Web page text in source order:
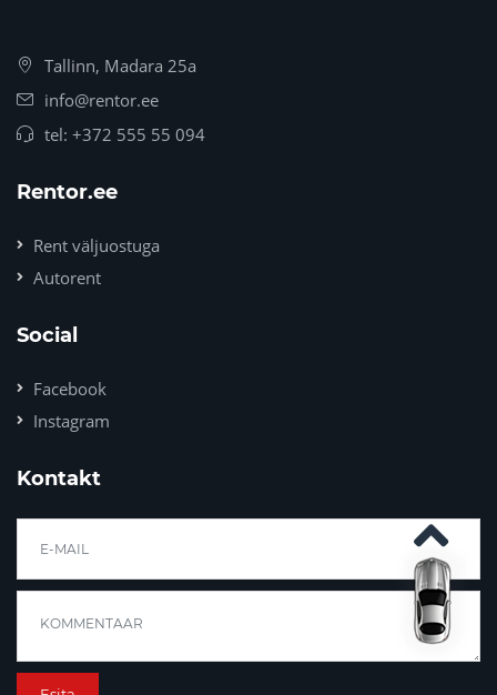
Tallinn, Madara 25a
info@rentor.ee
tel: +372 555 55 094
Rentor.ee
Rent väljuostuga
Autorent
Social
Facebook
Instagram
Kontakt